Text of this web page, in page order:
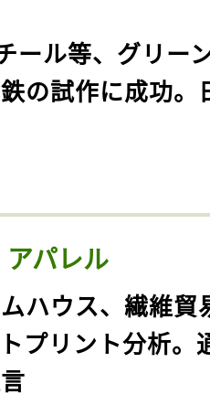
ール等、グリー
の試作に成功。
パレル
ムハウス、繊維貿
プリント分析。